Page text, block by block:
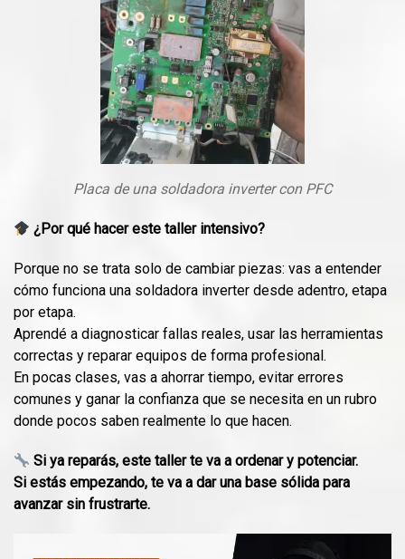
Placa de una soldadora inverter con PFC
¿Por qué hacer este taller intensivo?
Porque no se trata solo de cambiar piezas: vas a entender
cómo funciona una soldadora inverter desde adentro, etapa
por etapa.
Aprendé a diagnosticar fallas reales, usar las herramientas
correctas y reparar equipos de forma profesional.
En pocas clases, vas a ahorrar tiempo, evitar errores
comunes y ganar la confianza que se necesita en un rubro
donde pocos saben realmente lo que hacen.
Si ya reparás, este taller te va a ordenar y potenciar.
Si estás empezando, te va a dar una base sólida para
avanzar sin frustrarte.